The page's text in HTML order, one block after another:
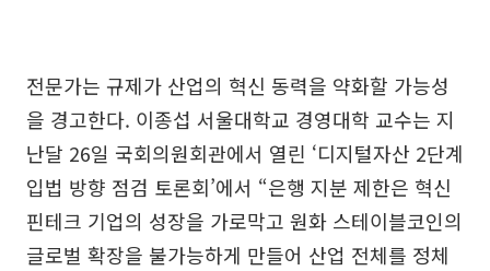
전문가는 규제가 산업의 혁신 동력을 약화할 가능성
을 경고한다. 이종섭 서울대학교 경영대학 교수는 지
난달 26일 국회의원회관에서 열린 ‘디지털자산 2단계
입법 방향 점검 토론회’에서 “은행 지분 제한은 혁신
핀테크 기업의 성장을 가로막고 원화 스테이블코인의
글로벌 확장을 불가능하게 만들어 산업 전체를 정체